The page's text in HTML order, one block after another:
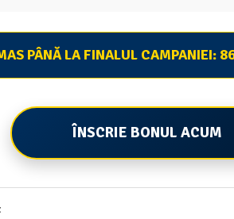
PÂNĂ LA FINALUL CAMPANIEI:
ÎNSCRIE BONUL ACUM